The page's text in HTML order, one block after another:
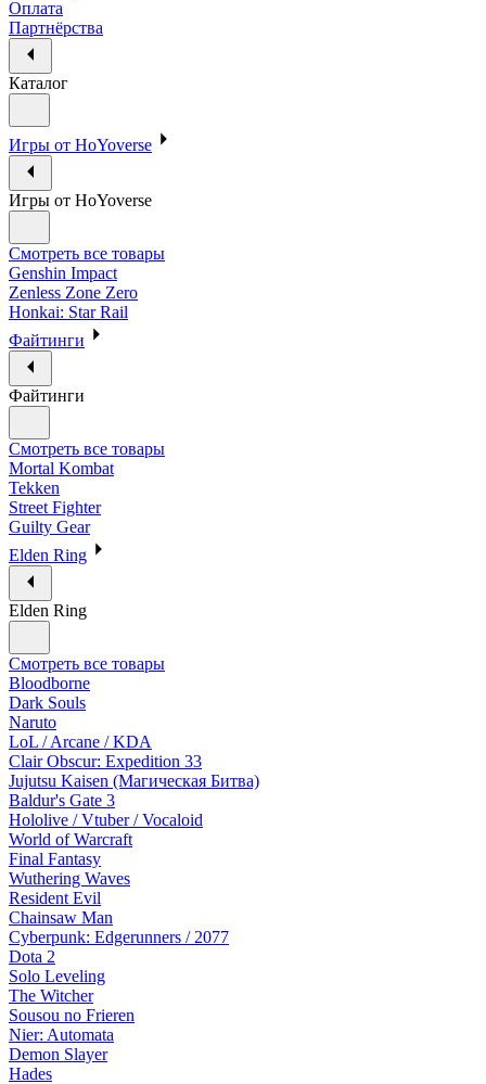
Оплата
Партнёрства
Каталог
Игры от HoYoverse
Игры от HoYoverse
Смотреть все товары
Genshin Impact
Zenless Zone Zero
Honkai: Star Rail
Файтинги
Файтинги
Смотреть все товары
Mortal Kombat
Tekken
Street Fighter
Guilty Gear
Elden Ring
Elden Ring
Смотреть все товары
Bloodborne
Dark Souls
Naruto
LoL / Arcane / KDA
Clair Obscur: Expedition 33
Jujutsu Kaisen (Магическая Битва)
Baldur's Gate 3
Hololive / Vtuber / Vocaloid
World of Warcraft
Final Fantasy
Wuthering Waves
Resident Evil
Chainsaw Man
Cyberpunk: Edgerunners / 2077
Dota 2
Solo Leveling
The Witcher
Sousou no Frieren
Nier: Automata
Demon Slayer
Hades